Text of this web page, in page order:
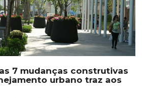
7 mudanças construtivas
urbano traz aos